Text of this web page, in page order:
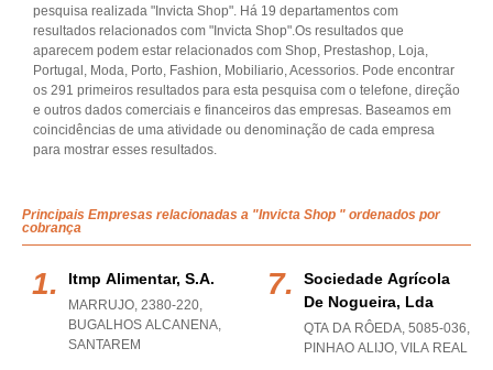
pesquisa realizada "Invicta Shop". Há 19 departamentos com
resultados relacionados com "Invicta Shop".Os resultados que
aparecem podem estar relacionados com Shop, Prestashop, Loja,
Portugal, Moda, Porto, Fashion, Mobiliario, Acessorios. Pode encontrar
os 291 primeiros resultados para esta pesquisa com o telefone, direção
e outros dados comerciais e financeiros das empresas. Baseamos em
coincidências de uma atividade ou denominação de cada empresa
para mostrar esses resultados.
Principais Empresas relacionadas a "Invicta Shop " ordenados por
cobrança
Itmp Alimentar, S.a.
MARRUJO, 2380-220,
BUGALHOS ALCANENA,
SANTAREM
Sociedade Agrícola
De Nogueira, Lda
QTA DA RÔEDA, 5085-036,
PINHAO ALIJO, VILA REAL